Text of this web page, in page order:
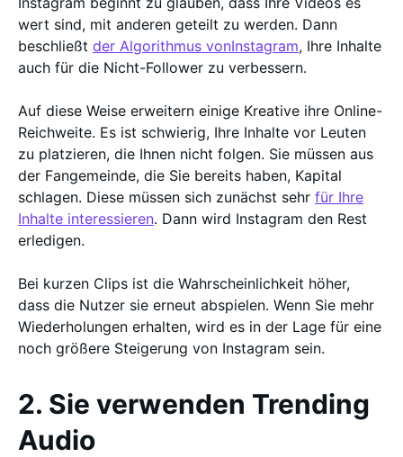
wert sind, mit anderen geteilt zu werden. Dann
beschließt der Algorithmus vonInstagram, Ihre Inhalte
auch für die Nicht-Follower zu verbessern.
Auf diese Weise erweitern einige Kreative ihre Online-
Reichweite. Es ist schwierig, Ihre Inhalte vor Leuten
zu platzieren, die Ihnen nicht folgen. Sie müssen aus
der Fangemeinde, die Sie bereits haben, Kapital
schlagen. Diese müssen sich zunächst sehr für Ihre
Inhalte interessieren. Dann wird Instagram den Rest
erledigen.
Bei kurzen Clips ist die Wahrscheinlichkeit höher,
dass die Nutzer sie erneut abspielen. Wenn Sie mehr
Wiederholungen erhalten, wird es in der Lage für eine
noch größere Steigerung von Instagram sein.
2. Sie verwenden Trending
Audio